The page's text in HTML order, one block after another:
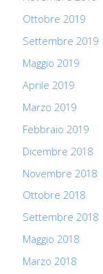
Ottobre 2019
Settembre 2019
Maggio 2019
Aprile 2019
Marzo 2019
Febbraio 2019
Dicembre 2018
Novembre 2018
Ottobre 2018
Settembre 2018
Maggio 2018
Marzo 2018